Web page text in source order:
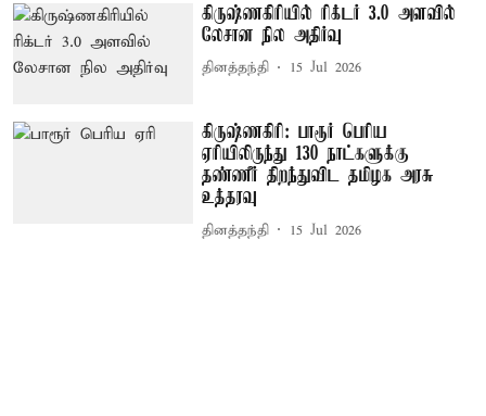
கிருஷ்ணகிரியில் ரிக்டர் 3.0 அளவில்
லேசான நில அதிர்வு
தினத்தந்தி 15 Jul 2026
கிருஷ்ணகிரி: பாரூர் பெரிய
ஏரியிலிருந்து 130 நாட்களுக்கு
தண்ணீர் திறந்துவிட தமிழக அரசு
உத்தரவு
தினத்தந்தி 15 Jul 2026